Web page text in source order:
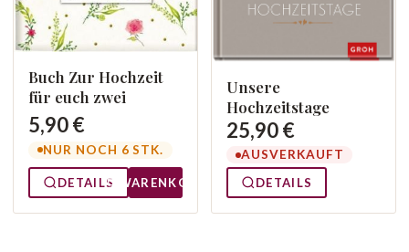
Buch Zur Hochzeit
für euch zwei
5,90 €
NUR NOCH 6 STK.
DETAILS WARENKORB
Unsere
Hochzeitstage
25,90 €
AUSVERKAUFT
DETAILS